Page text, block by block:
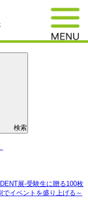
検索
展-受験生に贈る100枚
イベントを盛り上げる～